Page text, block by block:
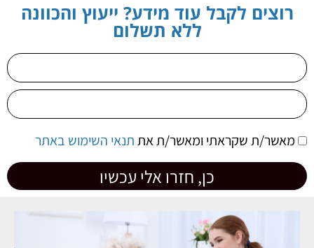
רוצים לקבל עוד מידע? ייעוץ והכוונה
ללא תשלום
מאשר/ת שקראתי ומאשר/ת אתתנאי השימוש באתר
כן, חזרו אלי עכשיו